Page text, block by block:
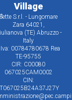
Village
S.r.l. - Lungomare
Zara 64021,
(TE) Abruzzo -
Italy
00784780678 Rea
TE-95755
CIR: C00080
067025CAM0002
CIN: